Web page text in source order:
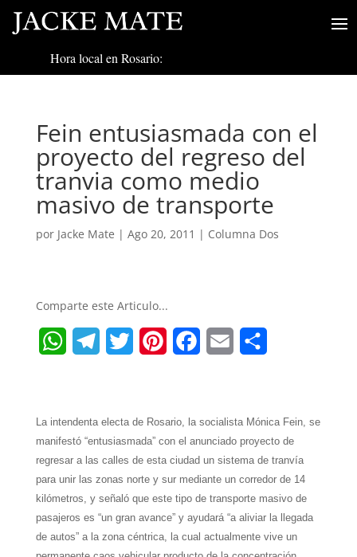
Hora local en Rosario:
Fein entusiasmada con el
proyecto del regreso del
tranvia como medio
masivo de transporte
por Jacke Mate | Ago 20, 2011 | Columna Dos
Comparte este Articulo...
W
t
s
A
p
p
e
g
r
a
m
t
t
e
r
t
e
r
e
s
e
b
o
o
k
i
l
r
e
La intendenta electa de Rosario, la socialista Mónica Fein, se
manifestó “entusiasmada” con el anunciado proyecto de
regresar a las calles de esta ciudad un sistema de tranvía
para unir las zonas norte y sur mediante un corredor de 14
kilómetros, y señaló que este tipo de transporte masivo de
pasajeros es “un gran avance” y ayudará “a aliviar la llegada
de autos” a la zona céntrica, la cual actualmente vive un